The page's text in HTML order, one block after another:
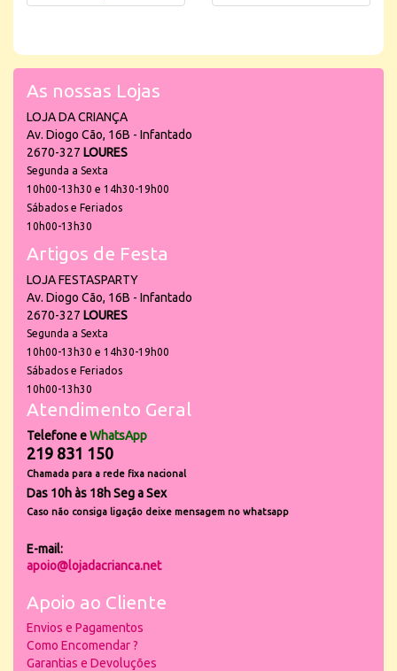
As nossas Lojas
LOJA DA CRIANÇA
Av. Diogo Cão, 16B - Infantado
2670-327 LOURES
Segunda a Sexta
10h00-13h30 e 14h30-19h00
Sábados e Feriados
10h00-13h30
Artigos de Festa
LOJA FESTASPARTY
Av. Diogo Cão, 16B - Infantado
2670-327 LOURES
Segunda a Sexta
10h00-13h30 e 14h30-19h00
Sábados e Feriados
10h00-13h30
Atendimento Geral
Telefone eWhatsApp
219 831 150
Chamada para a rede fixa nacional
Das 10h às 18h Seg a Sex
Caso não consiga ligação deixe mensagem no whatsapp
E-mail:
apoio@lojadacrianca.net
Apoio ao Cliente
Envios e Pagamentos
Como Encomendar ?
Garantias e Devoluções